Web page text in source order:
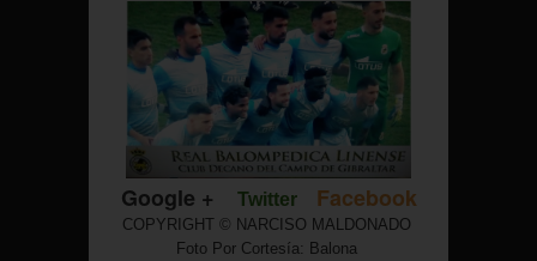
Google + Twitter Facebook
COPYRIGHT © NARCISO MALDONADO
Foto Por Cortesía: Balona